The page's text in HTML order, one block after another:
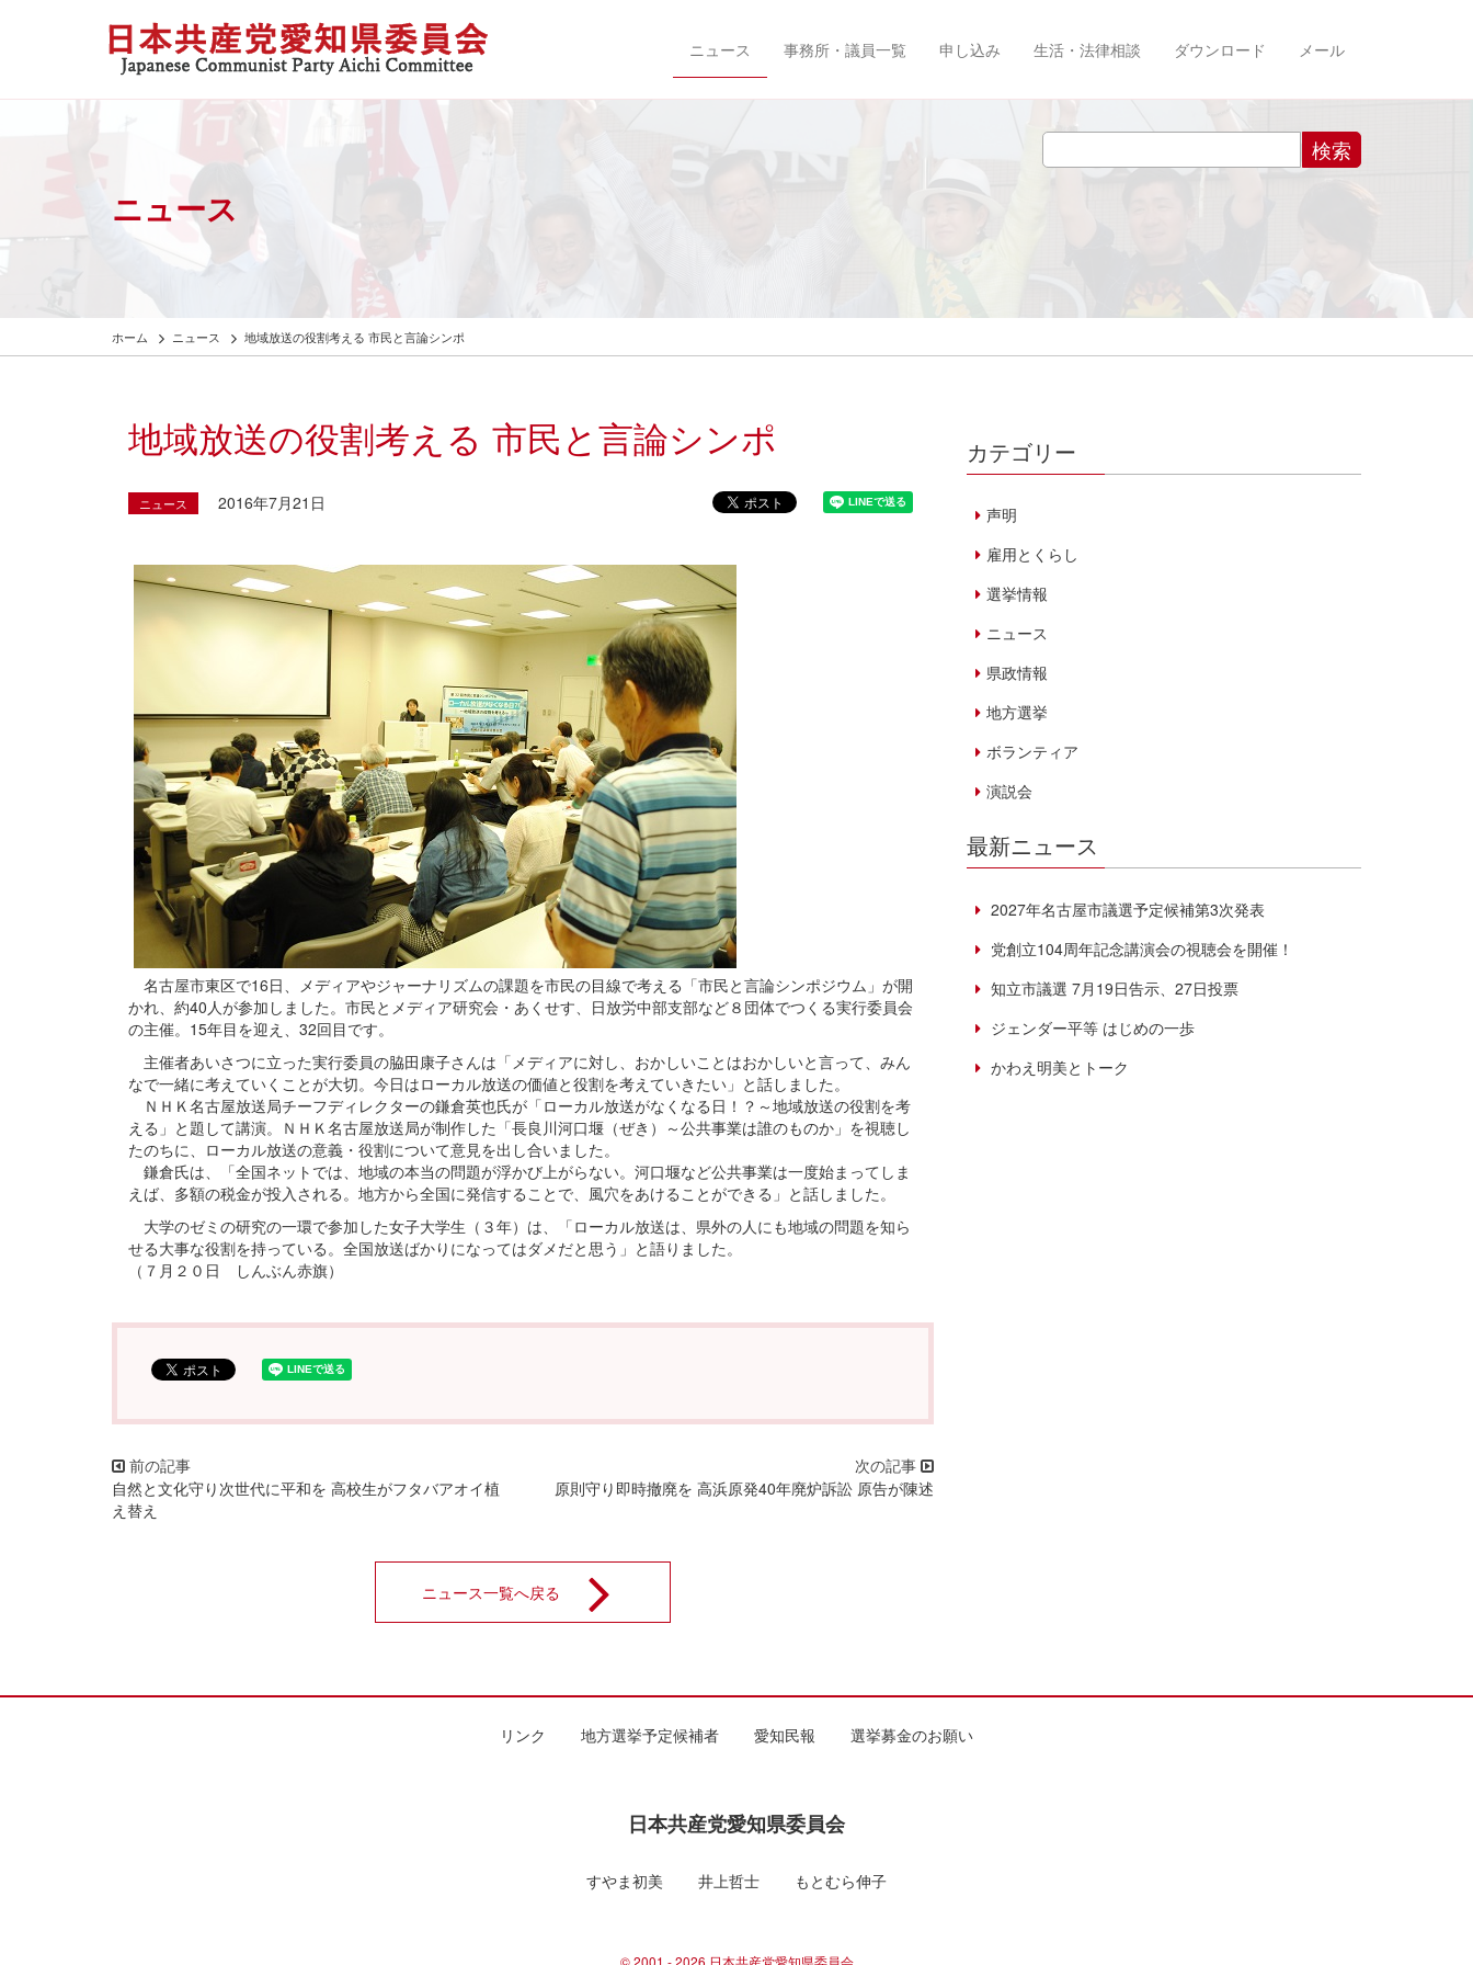
ニュース 事務所・議員一覧 申し込み 生活・法律相談 ダウンロード メール
ニュース
ホーム ニュース 地域放送の役割考える 市民と言論シンポ
地域放送の役割考える 市民と言論シンポ
ニュース 2016年7月21日
名古屋市東区で16日、メディアやジャーナリズムの課題を市民の目線で考える「市民と言論シンポジウム」が開
かれ、約40人が参加しました。市民とメディア研究会・あくせす、日放労中部支部など８団体でつくる実行委員会
の主催。15年目を迎え、32回目です。
主催者あいさつに立った実行委員の脇田康子さんは「メディアに対し、おかしいことはおかしいと言って、みん
なで一緒に考えていくことが大切。今日はローカル放送の価値と役割を考えていきたい」と話しました。
ＮＨＫ名古屋放送局チーフディレクターの鎌倉英也氏が「ローカル放送がなくなる日！？～地域放送の役割を考
える」と題して講演。ＮＨＫ名古屋放送局が制作した「長良川河口堰（ぜき）～公共事業は誰のものか」を視聴し
たのちに、ローカル放送の意義・役割について意見を出し合いました。
鎌倉氏は、「全国ネットでは、地域の本当の問題が浮かび上がらない。河口堰など公共事業は一度始まってしま
えば、多額の税金が投入される。地方から全国に発信することで、風穴をあけることができる」と話しました。
大学のゼミの研究の一環で参加した女子大学生（３年）は、「ローカル放送は、県外の人にも地域の問題を知ら
せる大事な役割を持っている。全国放送ばかりになってはダメだと思う」と語りました。
（７月２０日 しんぶん赤旗）
自然と文化守り次世代に平和を 高校生がフタバアオイ植
え替え
原則守り即時撤廃を 高浜原発40年廃炉訴訟 原告が陳述
ニュース一覧へ戻る
カテゴリー
声明
雇用とくらし
選挙情報
ニュース
県政情報
地方選挙
ボランティア
演説会
最新ニュース
2027年名古屋市議選予定候補第3次発表
党創立104周年記念講演会の視聴会を開催！
知立市議選 7月19日告示、27日投票
ジェンダー平等 はじめの一歩
かわえ明美とトーク
リンク 地方選挙予定候補者 愛知民報 選挙募金のお願い
日本共産党愛知県委員会
すやま初美 井上哲士 もとむら伸子
© 2001 - 2026 日本共産党愛知県委員会